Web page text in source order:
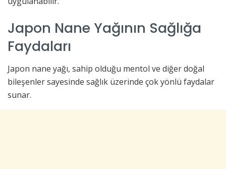
Japon Nane Yağının Sağlığa
Faydaları
Japon nane yağı, sahip olduğu mentol ve diğer doğal
bileşenler sayesinde sağlık üzerinde çok yönlü faydalar
sunar.